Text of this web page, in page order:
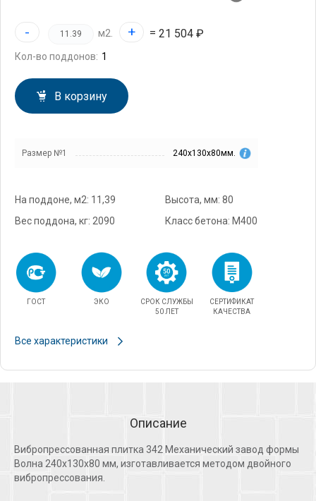
- м2. + = 21 504 ₽
Кол-во поддонов:
В корзину
Размер №1 240х130х80мм.
На поддоне, м2: 11,39
Высота, мм: 80
Вес поддона, кг: 2090
Класс бетона: М400
ГОСТ ЭКО
СРОК СЛУЖБЫ
50 ЛЕТ
СЕРТИФИКАТ
КАЧЕСТВА
Все характеристики
Описание
Вибропрессованная плитка 342 Механический завод формы
Волна 240х130х80 мм, изготавливается методом двойного
вибропрессования.